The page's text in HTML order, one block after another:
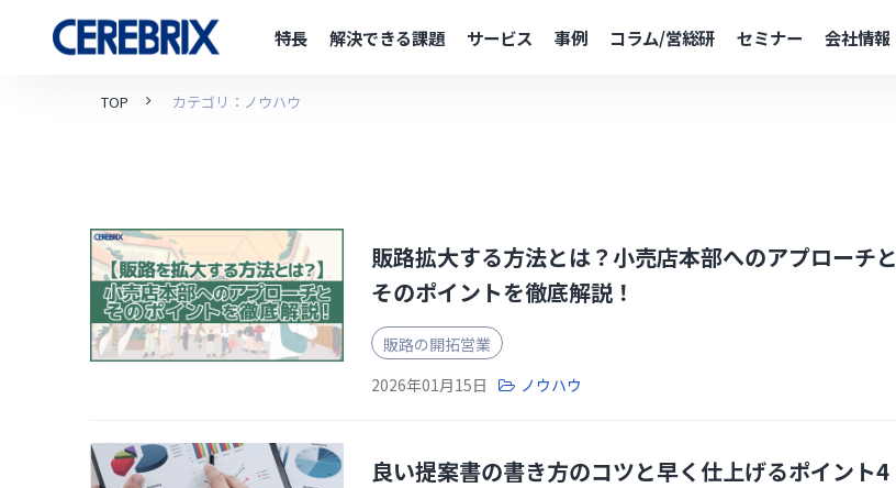
特長 解決できる課題 サービス 事例 コラム/営総研 セミナー 会社情報
TOP カテゴリ：ノウハウ
販路拡大する方法とは？小売店本部へのアプローチと
そのポイントを徹底解説！
販路の開拓営業
2026年01月15日
ノウハウ
良い提案書の書き方のコツと早く仕上げるポイント4